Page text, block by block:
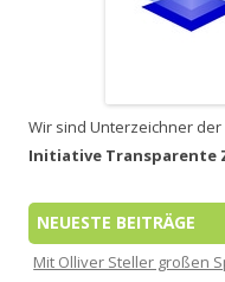
Wir sind Unterzeichner
Initiative Transparente
NEUESTE BEITRÄGE
Mit Olliver Steller großen